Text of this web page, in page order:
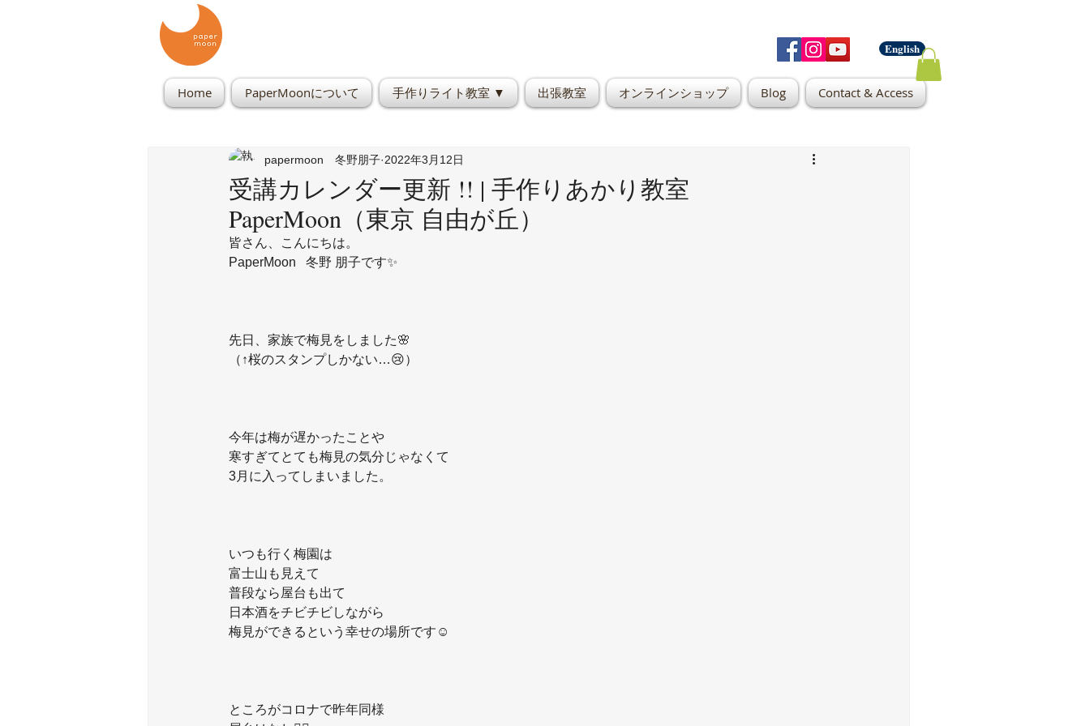
English
Home PaperMoonについて 手作りライト教室 ▼ 出張教室 オンラインショップ Blog Contact & Access
受講カレンダー更新 !! | 手作りあかり教室
PaperMoon（東京 自由が丘）
papermoon 冬野朋子 2022年3月12日
皆さん、こんにちは。
PaperMoon   冬野 朋子です✨
先日、家族で梅見をしました🌸
（↑桜のスタンプしかない…😢）
今年は梅が遅かったことや
寒すぎてとても梅見の気分じゃなくて
3月に入ってしまいました。
いつも行く梅園は
富士山も見えて
普段なら屋台も出て
日本酒をチビチビしながら
梅見ができるという幸せの場所です☺️
ところがコロナで昨年同様